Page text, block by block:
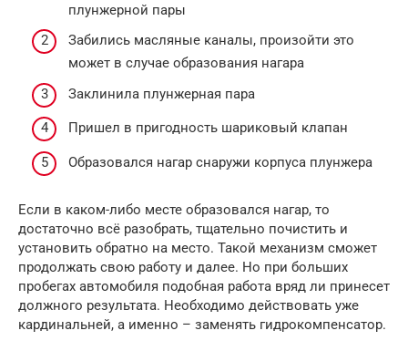
плунжерной пары
Забились масляные каналы, произойти это
может в случае образования нагара
Заклинила плунжерная пара
Пришел в пригодность шариковый клапан
Образовался нагар снаружи корпуса плунжера
Если в каком-либо месте образовался нагар, то
достаточно всё разобрать, тщательно почистить и
установить обратно на место. Такой механизм сможет
продолжать свою работу и далее. Но при больших
пробегах автомобиля подобная работа вряд ли принесет
должного результата. Необходимо действовать уже
кардинальней, а именно – заменять гидрокомпенсатор.